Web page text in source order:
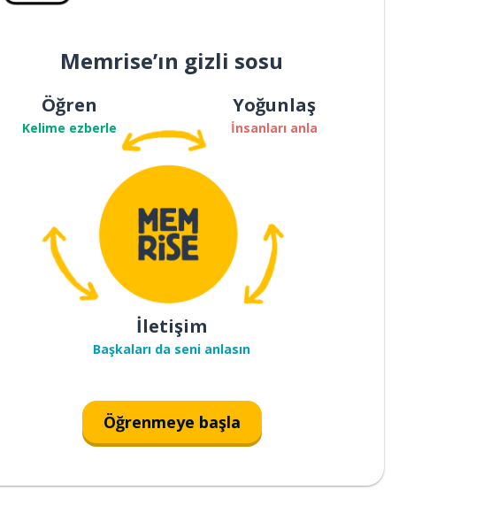
Memrise’ın gizli sosu
Öğren
Kelime ezberle
Yoğunlaş
İnsanları anla
İletişim
Başkaları da seni anlasın
Öğrenmeye başla